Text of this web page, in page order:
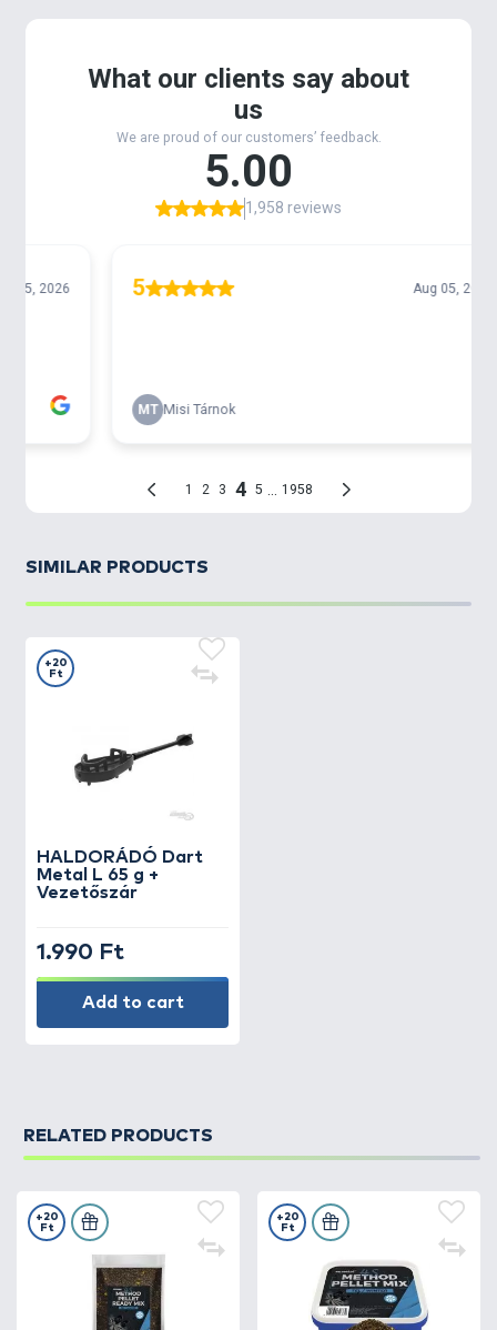
SIMILAR PRODUCTS
HALDORÁDÓ Dart
Metal L 65 g +
Vezetőszár
+20
Ft
1.990 Ft
Add to cart
RELATED PRODUCTS
+20
Ft
+20
Ft